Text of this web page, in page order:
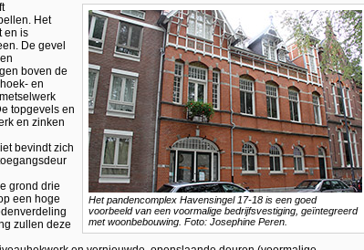
Het pandencomplex Havensingel 17-18 is een goed
voorbeeld van een voormalige bedrijfsvestiging, geïntegreerd
met woonbebouwing. Foto: Josephine Peren.
Het
en is
De gevel
boven de
en
topgevels en
en zinken
bevindt zich
grond drie
een hoge
zullen deze